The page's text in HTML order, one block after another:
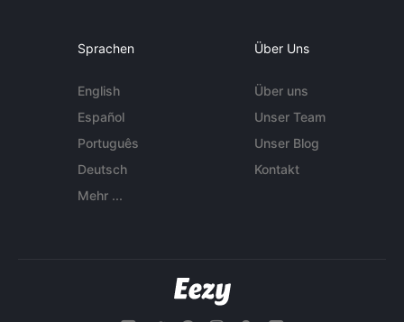
Sprachen
English
Español
Português
Deutsch
Mehr ...
Über Uns
Über uns
Unser Team
Unser Blog
Kontakt